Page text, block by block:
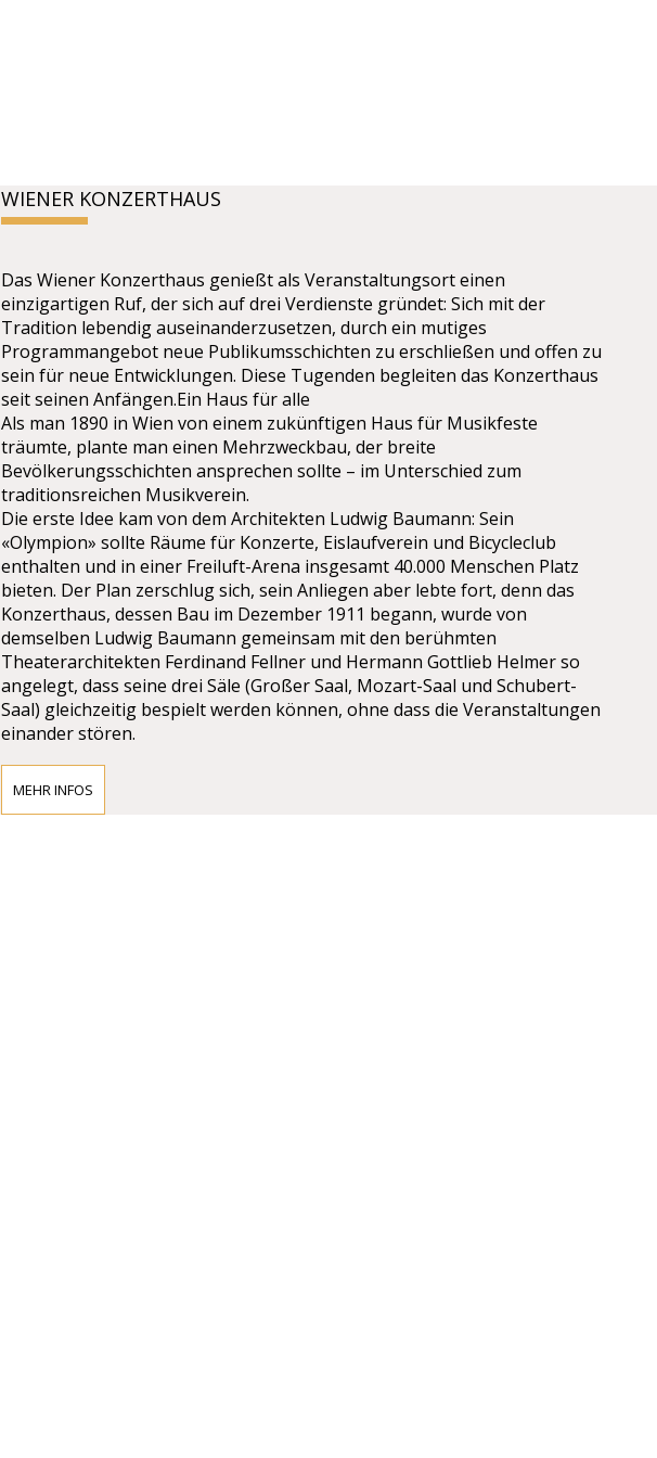
WIENER KONZERTHAUS
Das Wiener Konzerthaus genießt als Veranstaltungsort einen
einzigartigen Ruf, der sich auf drei Verdienste gründet: Sich mit der
Tradition lebendig auseinanderzusetzen, durch ein mutiges
Programmangebot neue Publikumsschichten zu erschließen und offen zu
sein für neue Entwicklungen. Diese Tugenden begleiten das Konzerthaus
seit seinen Anfängen.Ein Haus für alle
Als man 1890 in Wien von einem zukünftigen Haus für Musikfeste
träumte, plante man einen Mehrzweckbau, der breite
Bevölkerungsschichten ansprechen sollte – im Unterschied zum
traditionsreichen Musikverein.
Die erste Idee kam von dem Architekten Ludwig Baumann: Sein
«Olympion» sollte Räume für Konzerte, Eislaufverein und Bicycleclub
enthalten und in einer Freiluft-Arena insgesamt 40.000 Menschen Platz
bieten. Der Plan zerschlug sich, sein Anliegen aber lebte fort, denn das
Konzerthaus, dessen Bau im Dezember 1911 begann, wurde von
demselben Ludwig Baumann gemeinsam mit den berühmten
Theaterarchitekten Ferdinand Fellner und Hermann Gottlieb Helmer so
angelegt, dass seine drei Säle (Großer Saal, Mozart-Saal und Schubert-
Saal) gleichzeitig bespielt werden können, ohne dass die Veranstaltungen
einander stören.
ZUGANG ZU DEN WIENER
MEHR INFOS